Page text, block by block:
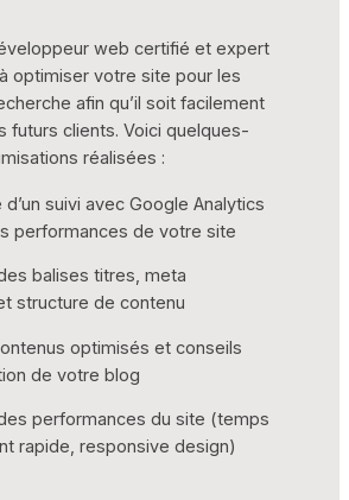
web certifié et expert
optimiser votre site pour les
afin qu’il soit facilement
futurs clients. Voici quelques-
réalisées :
suivi avec Google Analytics
performances de votre site
balises titres, meta
structure de contenu
optimisés et conseils
de votre blog
performances du site (temps
rapide, responsive design)